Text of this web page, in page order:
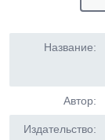
Название:
Автор:
Издательство: